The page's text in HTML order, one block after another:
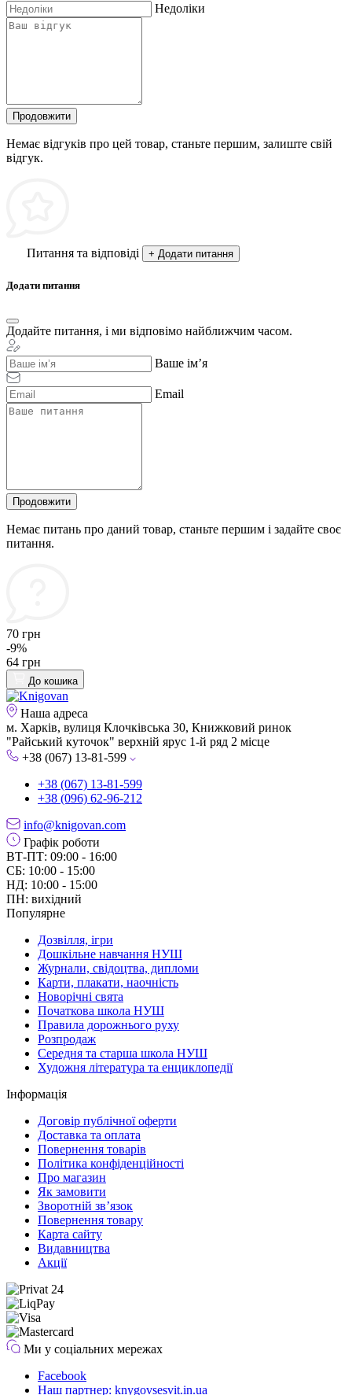
Недоліки
Продовжити
Немає відгуків про цей товар, станьте першим, залиште свій
відгук.
Питання та відповіді + Додати питання
Додати питання
Додайте питання, і ми відповімо найближчим часом.
Ваше ім’я
Email
Продовжити
Немає питань про даний товар, станьте першим і задайте своє
питання.
70 грн
-9%
64 грн
До кошика
Наша адреса
м. Харків, вулиця Клочківська 30, Книжковий ринок
"Райський куточок" верхній ярус 1-й ряд 2 місце
+38 (067) 13-81-599
+38 (067) 13-81-599
+38 (096) 62-96-212
info@knigovan.com
Графік роботи
ВТ-ПТ: 09:00 - 16:00
СБ: 10:00 - 15:00
НД: 10:00 - 15:00
ПН: вихідний
Популярне
Дозвілля, ігри
Дошкільне навчання НУШ
Журнали, свідоцтва, дипломи
Карти, плакати, наочність
Новорічні свята
Початкова школа НУШ
Правила дорожнього руху
Розпродаж
Середня та старша школа НУШ
Художня література та енциклопедії
Інформація
Договір публічної оферти
Доставка та оплата
Повернення товарів
Політика конфіденційності
Про магазин
Як замовити
Зворотній зв’язок
Повернення товару
Карта сайту
Видавництва
Акції
Ми у соціальних мережах
Facebook
Наш партнер: knygovsesvit.in.ua